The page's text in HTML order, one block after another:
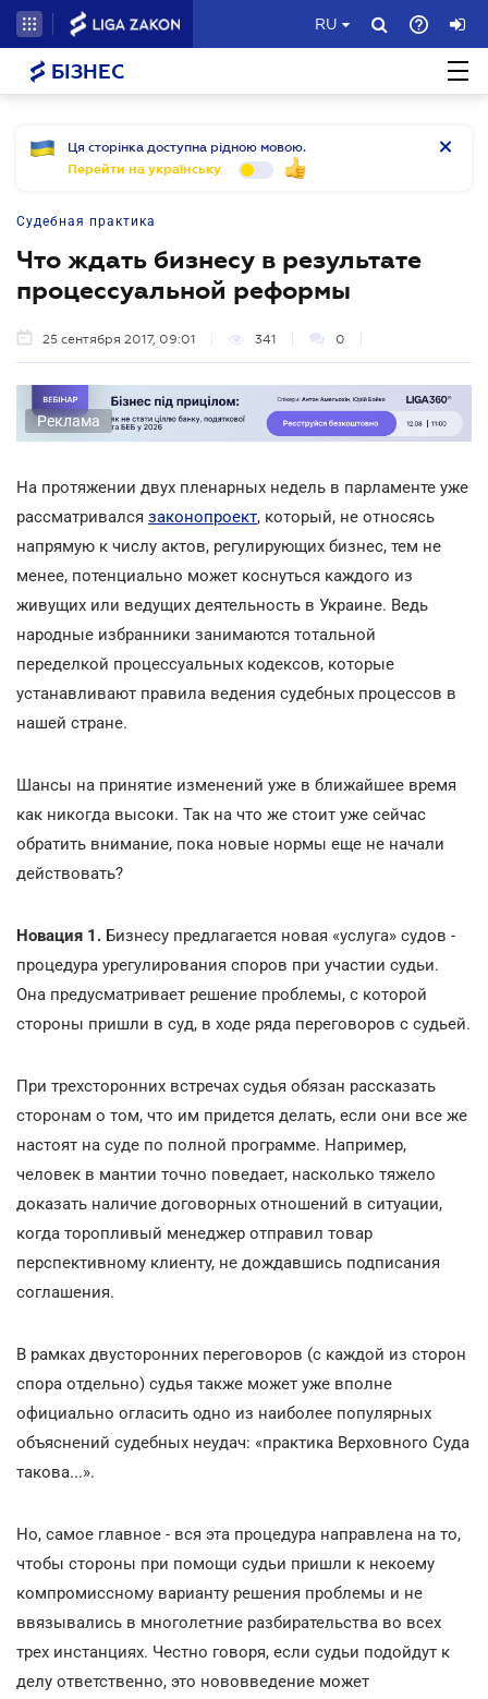
RU
БІЗНЕС
Ця сторінка доступна рідною мовою.
Перейти на українську
Судебная практика
Что ждать бизнесу в результате
процессуальной реформы
25 сентября 2017, 09:01 341 0
Реклама
На протяжении двух пленарных недель в парламенте уже
рассматривался законопроект, который, не относясь
напрямую к числу актов, регулирующих бизнес, тем не
менее, потенциально может коснуться каждого из
живущих или ведущих деятельность в Украине. Ведь
народные избранники занимаются тотальной
переделкой процессуальных кодексов, которые
устанавливают правила ведения судебных процессов в
нашей стране.
Шансы на принятие изменений уже в ближайшее время
как никогда высоки. Так на что же стоит уже сейчас
обратить внимание, пока новые нормы еще не начали
действовать?
Новация 1. Бизнесу предлагается новая «услуга» судов -
процедура урегулирования споров при участии судьи.
Она предусматривает решение проблемы, с которой
стороны пришли в суд, в ходе ряда переговоров с судьей.
При трехсторонних встречах судья обязан рассказать
сторонам о том, что им придется делать, если они все же
настоят на суде по полной программе. Например,
человек в мантии точно поведает, насколько тяжело
доказать наличие договорных отношений в ситуации,
когда торопливый менеджер отправил товар
перспективному клиенту, не дождавшись подписания
соглашения.
В рамках двусторонних переговоров (с каждой из сторон
спора отдельно) судья также может уже вполне
официально огласить одно из наиболее популярных
объяснений судебных неудач: «практика Верховного Суда
такова...».
Но, самое главное - вся эта процедура направлена на то,
чтобы стороны при помощи судьи пришли к некоему
компромиссному варианту решения проблемы и не
ввязывались в многолетние разбирательства во всех
трех инстанциях. Честно говоря, если судьи подойдут к
делу ответственно, это нововведение может